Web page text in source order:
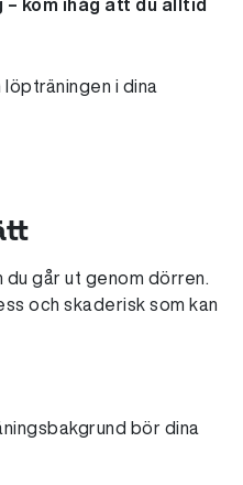
kom ihåg att du alltid
i dina
går ut genom dörren.
och skaderisk som kan
bör dina